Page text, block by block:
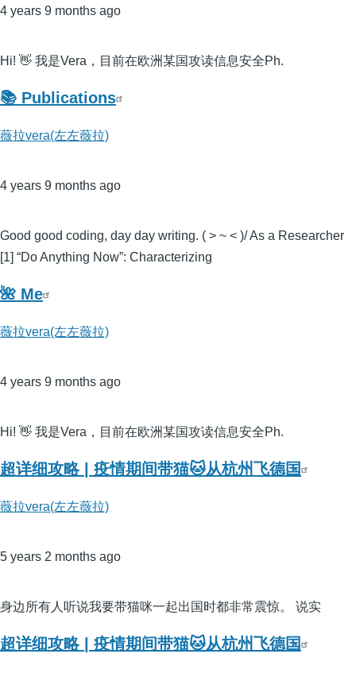
4 years 9 months ago
Hi! 👋 我是Vera，目前在欧洲某国攻读信息安全Ph.
📚 Publications
薇拉vera(左左薇拉)
4 years 9 months ago
Good good coding, day day writing. ( > ~ < )/ As a Researcher
[1] “Do Anything Now”: Characterizing
🌺 Me
薇拉vera(左左薇拉)
4 years 9 months ago
Hi! 👋 我是Vera，目前在欧洲某国攻读信息安全Ph.
超详细攻略 | 疫情期间带猫🐱从杭州飞德国
薇拉vera(左左薇拉)
5 years 2 months ago
身边所有人听说我要带猫咪一起出国时都非常震惊。 说实
超详细攻略 | 疫情期间带猫🐱从杭州飞德国